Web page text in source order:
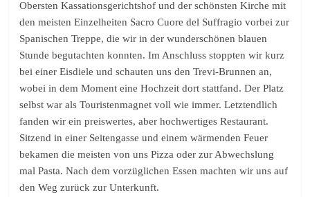
Obersten Kassationsgerichtshof und der schönsten Kirche mit
den meisten Einzelheiten Sacro Cuore del Suffragio vorbei zur
Spanischen Treppe, die wir in der wunderschönen blauen
Stunde begutachten konnten. Im Anschluss stoppten wir kurz
bei einer Eisdiele und schauten uns den Trevi-Brunnen an,
wobei in dem Moment eine Hochzeit dort stattfand. Der Platz
selbst war als Touristenmagnet voll wie immer. Letztendlich
fanden wir ein preiswertes, aber hochwertiges Restaurant.
Sitzend in einer Seitengasse und einem wärmenden Feuer
bekamen die meisten von uns Pizza oder zur Abwechslung
mal Pasta. Nach dem vorzüglichen Essen machten wir uns auf
den Weg zurück zur Unterkunft.